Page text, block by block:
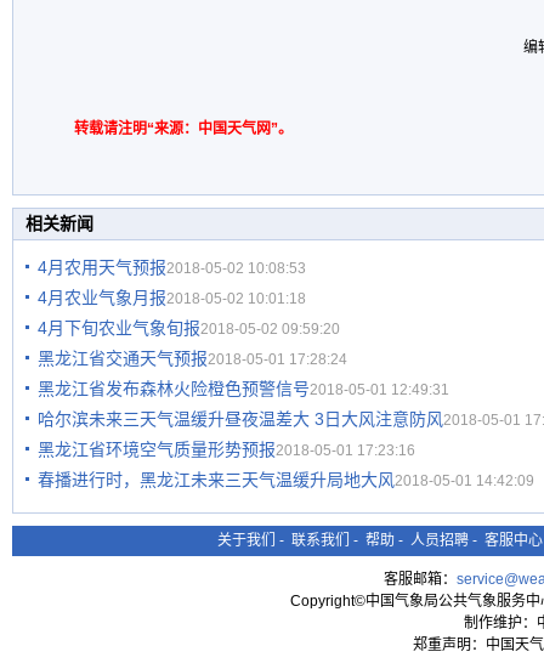
编
转载请注明“来源：中国天气网”。
相关新闻
4月农用天气预报2018-05-02 10:08:53
4月农业气象月报2018-05-02 10:01:18
4月下旬农业气象旬报2018-05-02 09:59:20
黑龙江省交通天气预报2018-05-01 17:28:24
黑龙江省发布森林火险橙色预警信号2018-05-01 12:49:31
哈尔滨未来三天气温缓升昼夜温差大 3日大风注意防风2018-05-01
黑龙江省环境空气质量形势预报2018-05-01 17:23:16
春播进行时，黑龙江未来三天气温缓升局地大风2018-05-01 14:42:09
关于我们 - 联系我们 - 帮助 - 人员招聘 - 客服中心
客服邮箱：
Copyright©中国气象局公共气象服务
制作维护：
郑重声明：中国天